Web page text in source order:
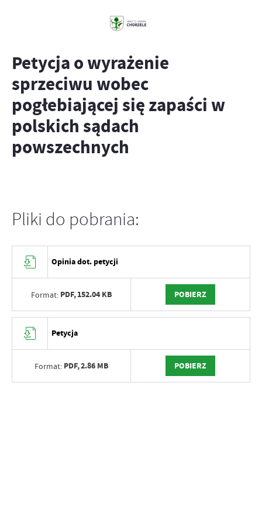
Petycja o wyrażenie
sprzeciwu wobec
pogłebiającej się zapaści w
polskich sądach
powszechnych
Pliki do pobrania:
Opinia dot. petycji
Format: PDF,152.04 KB POBIERZ
Petycja
Format: PDF,2.86 MB POBIERZ